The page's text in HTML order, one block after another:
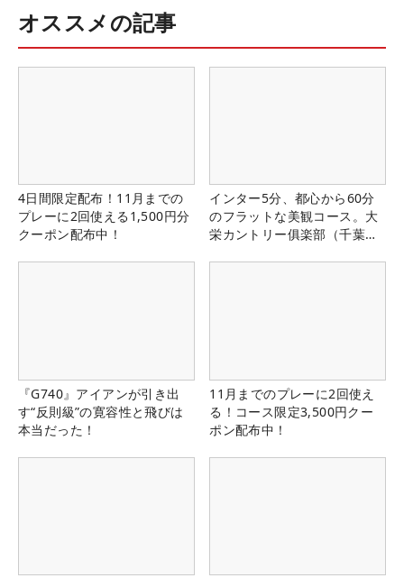
オススメの記事
4日間限定配布！11月までの
プレーに2回使える1,500円分
クーポン配布中！
インター5分、都心から60分
のフラットな美観コース。大
栄カントリー俱楽部（千葉
『G740』アイアンが引き出
す“反則級”の寛容性と飛びは
本当だった！
11月までのプレーに2回使え
る！コース限定3,500円クー
ポン配布中！